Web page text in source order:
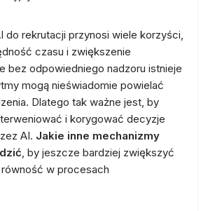
do rekrutacji przynosi wiele korzyści,
czasu i zwiększenie
bez odpowiedniego nadzoru istnieje
mogą nieświadomie powielać
Dlatego tak ważne jest, by
i korygować decyzje
AI. Jakie inne mechanizmy
, by jeszcze bardziej zwiększyć
w procesach